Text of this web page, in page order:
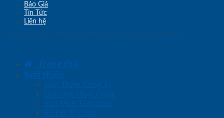
Báo Giá
Tin Tức
Liên hệ
Trang chủ
Giới thiệu
Giới Thiệu Công Ty
Lĩnh Vực Hoạt Động
Sứ Mệnh Tầm Nhìn
Sơ Đồ Tổ Chức